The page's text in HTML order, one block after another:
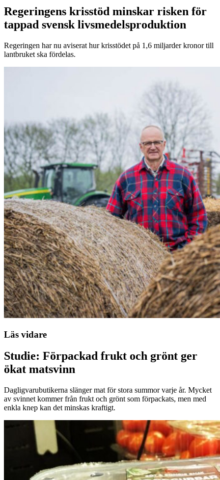
Regeringens krisstöd minskar risken för
tappad svensk livsmedelsproduktion
Regeringen har nu aviserat hur krisstödet på 1,6 miljarder kronor till
lantbruket ska fördelas.
Läs vidare
Studie: Förpackad frukt och grönt ger
ökat matsvinn
Dagligvarubutikerna slänger mat för stora summor varje år. Mycket
av svinnet kommer från frukt och grönt som förpackats, men med
enkla knep kan det minskas kraftigt.